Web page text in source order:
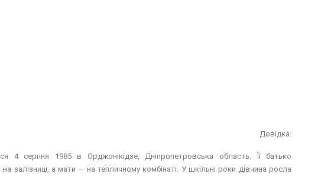
Довідка:
4 серпня 1985 в Орджонікідзе, Дніпропетровська область. Її батько
залізниці, а мати — на тепличному комбінаті. У шкільні роки дівчина росла